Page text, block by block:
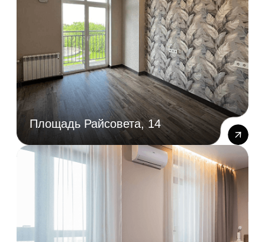
Отправить